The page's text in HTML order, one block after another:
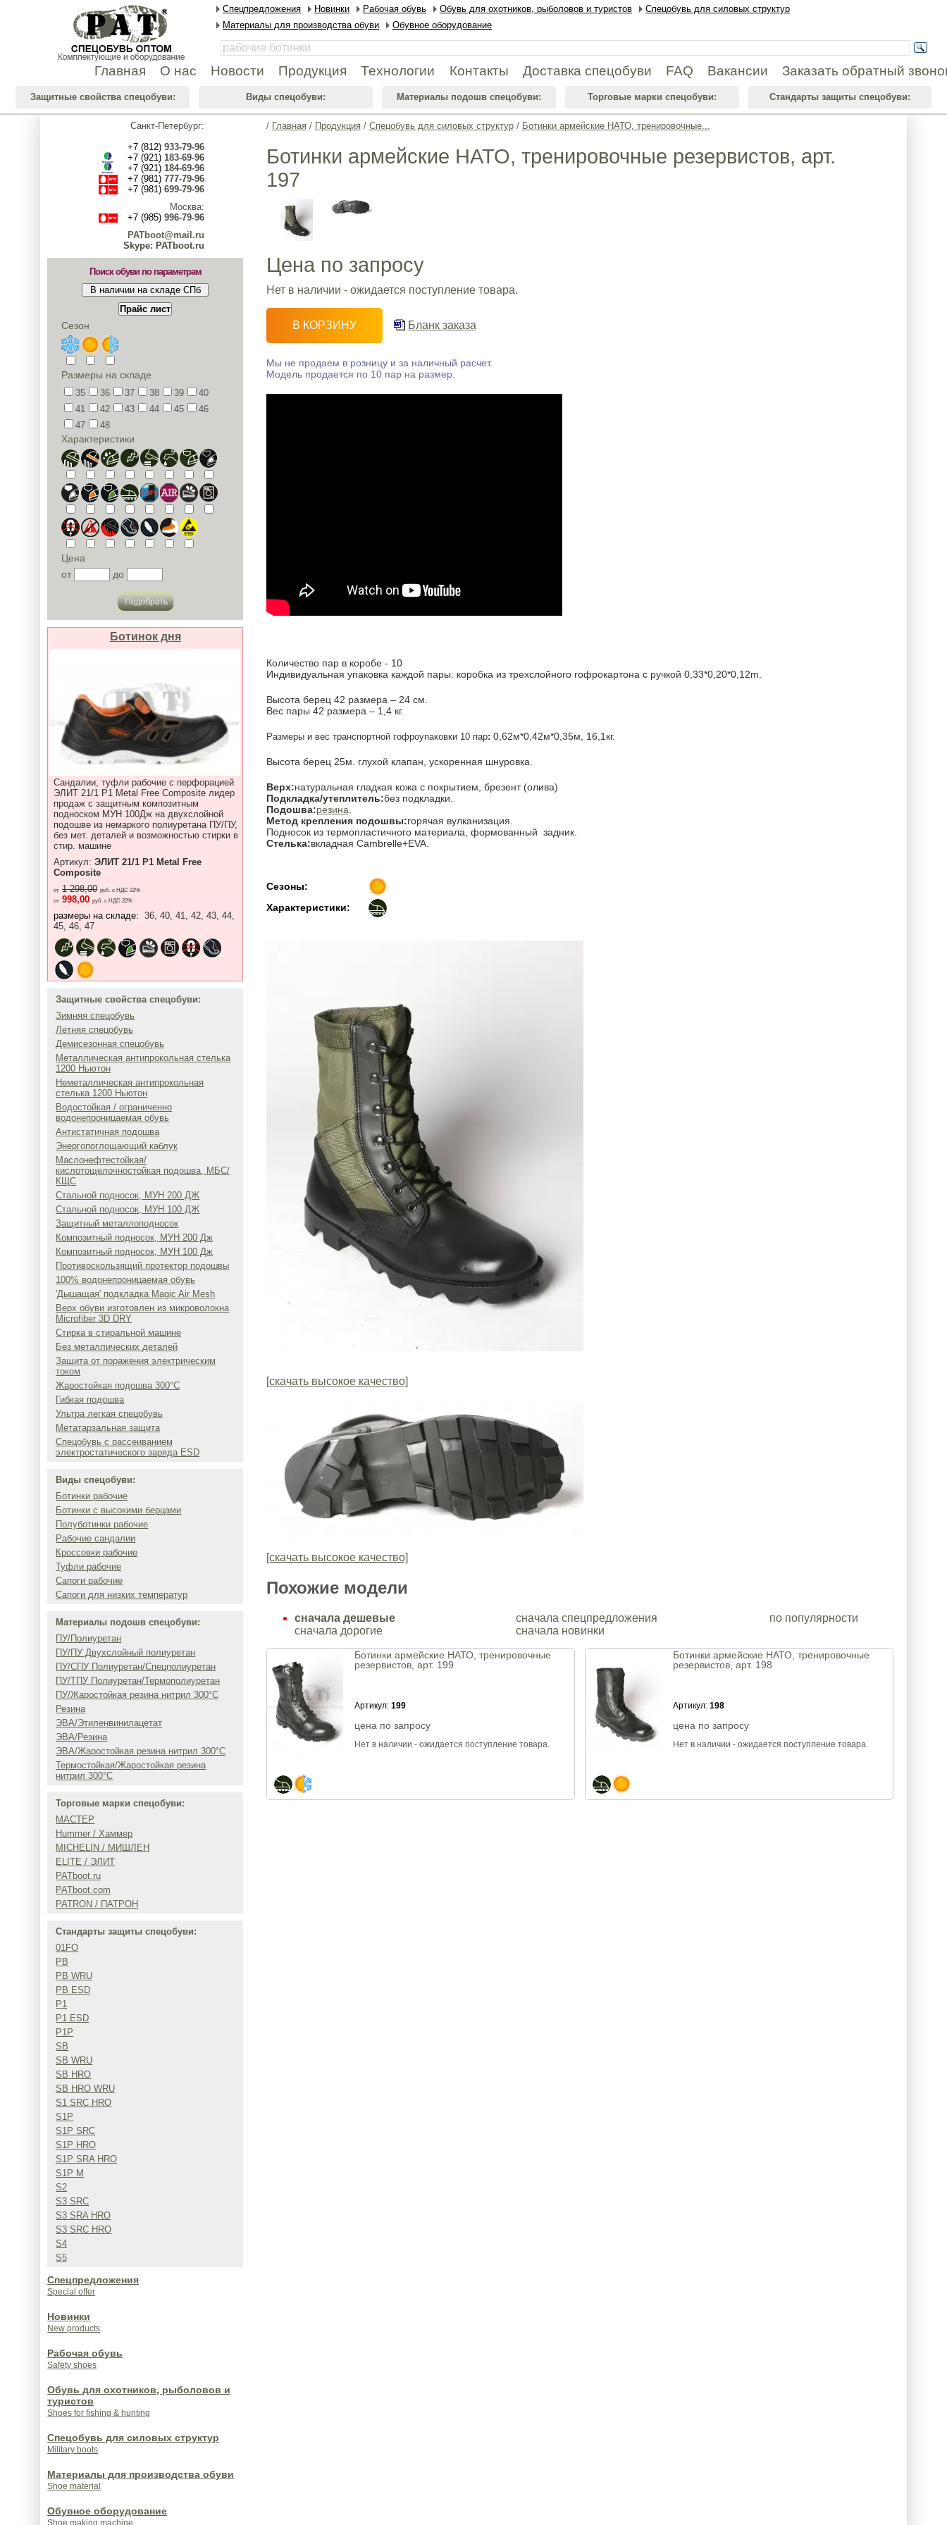
Санкт-Петербург:
+7 (812)933-79-96
+7 (921)183-69-96
+7 (921)184-69-96
+7 (981)777-79-96
+7 (981)699-79-96
Москва:
+7 (985)996-79-96
PATboot@mail.ru
Skype: PATboot.ru
Поиск обуви по параметрам
Сезон
Размеры на складе
35 36 37 38 39
40
41
42 43 44 45
46
47
48
Характеристики
Цена
от
до
Ботинок дня
Сандалии, туфли рабочие с перфорацией
ЭЛИТ 21/1 P1 Metal Free Composite лидер
продаж с защитным композитным
подноском МУН 100Дж на двухслойной
подошве из немаркого полиуретана ПУ/ПУ,
без мет. деталей и возможностью стирки в
стир. машине
Артикул:ЭЛИТ 21/1 P1 Metal Free
Composite
от 1 298,00 руб. с НДС 22%
от 998,00 руб. с НДС 22%
размеры на складе: 36, 40, 41, 42, 43, 44,
45, 46, 47
Защитные свойства спецобуви:
Зимняя спецобувь
Летняя спецобувь
Демисезонная спецобувь
Металлическая антипрокольная стелька
1200 Ньютон
Неметаллическая антипрокольная
стелька 1200 Ньютон
Водостойкая / ограниченно
водонепроницаемая обувь
Антистатичная подошва
Энергопоглощающий каблук
Маслонефтестойкая/
кислотощелочностойкая подошва, МБС/
КЩС
Стальной подносок, МУН 200 ДЖ
Стальной подносок, МУН 100 ДЖ
Защитный металлоподносок
Композитный подносок, МУН 200 Дж
Композитный подносок, МУН 100 Дж
Противоскользящий протектор подошвы
100% водонепроницаемая обувь
'Дышащая' подкладка Magic Air Mesh
Верх обуви изготовлен из микроволокна
Microfiber 3D DRY
Стирка в стиральной машине
Без металлических деталей
Защита от поражения электрическим
током
Жаростойкая подошва 300°C
Гибкая подошва
Ультра легкая спецобувь
Метатарзальная защита
Спецобувь с рассеиванием
электростатического заряда ESD
Виды спецобуви:
Ботинки рабочие
Ботинки с высокими берцами
Полуботинки рабочие
Рабочие сандалии
Кроссовки рабочие
Туфли рабочие
Сапоги рабочие
Сапоги для низких температур
Материалы подошв спецобуви:
ПУ/Полиуретан
ПУ/ПУ Двухслойный полиуретан
ПУ/СПУ Полиуретан/Спецполиуретан
ПУ/ТПУ Полиуретан/Термополиуретан
ПУ/Жаростойкая резина нитрил 300°C
Резина
ЭВА/Этиленвинилацетат
ЭВА/Резина
ЭВА/Жаростойкая резина нитрил 300°C
Термостойкая/Жаростойкая резина
нитрил 300°C
Торговые марки спецобуви:
МАСТЕР
Hummer / Хаммер
MICHELIN / МИШЛЕН
ELITE / ЭЛИТ
PATboot.ru
PATboot.com
PATRON / ПАТРОН
Стандарты защиты спецобуви:
01FO
PB
PB WRU
PB ESD
P1
P1 ESD
P1P
SB
SB WRU
SB HRO
SB HRO WRU
S1 SRC HRO
S1P
S1P SRC
S1P HRO
S1P SRA HRO
S1P M
S2
S3 SRC
S3 SRA HRO
S3 SRC HRO
S4
S5
Спецпредложения
Special offer
Новинки
New products
Рабочая обувь
Safety shoes
Обувь для охотников, рыболовов и
туристов
Shoes for fishing & hunting
Спецобувь для силовых структур
Military boots
Материалы для производства обуви
Shoe material
Обувное оборудование
Shoe making machine
/ Главная/ Продукция/ Спецобувь для силовых структур/ Ботинки армейские НАТО, тренировочные...
Ботинки армейские НАТО, тренировочные резервистов, арт.
197
Цена по запросу
Нет в наличии - ожидается поступление товара.
В КОРЗИНУ Бланк заказа
Мы не продаем в розницу и за наличный расчет.
Модель продается по 10 пар на размер.
Количество пар в коробе - 10
Индивидуальная упаковка каждой пары: коробка из трехслойного гофрокартона с ручкой 0,33*0,20*0,12m.
Высота берец 42 размера – 24 см.
Вес пары 42 размера – 1,4 кг.
Размеры и вес транспортной гофроупаковки 10 пар: 0,62м*0,42м*0,35м, 16,1кг.
Высота берец 25м. глухой клапан, ускоренная шнуровка.
Верх:натуральная гладкая кожа с покрытием, брезент (олива)
Подкладка/утеплитель:без подкладки.
Подошва:резина
Метод крепления подошвы:горячая вулканизация.
Подносок из термопластичного материала, формованный задник.
Стелька:вкладная Cambrelle+EVA.
Сезоны:
Характеристики:
[скачать высокое качество]
[скачать высокое качество]
Похожие модели
сначала дешевые сначала спецпредложения
по популярности
сначала дорогие
сначала новинки
Ботинки армейские НАТО, тренировочные
резервистов, арт. 199
Артикул: 199
цена по запросу
Нет в наличии - ожидается поступление товара.
Ботинки армейские НАТО, тренировочные
резервистов, арт. 198
Артикул: 198
цена по запросу
Нет в наличии - ожидается поступление товара.
Спецпредложения Новинки Рабочая обувь Обувь для охотников, рыболовов и туристов
Спецобувь для силовых структур
Материалы для производства обуви
Обувное оборудование
Главная О нас Новости Продукция Технологии Контакты Доставка спецобуви FAQ Вакансии Заказать обратный
Защитные свойства спецобуви: Виды спецобуви: Материалы подошв спецобуви: Торговые марки спецобуви: Стандарты защиты спецобуви: